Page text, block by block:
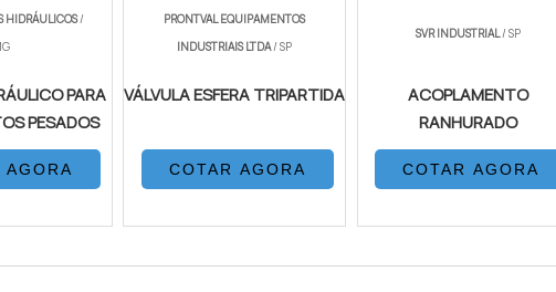
HIDRÁULICOS/
PARA
PESADOS
AGORA
PRONTVAL EQUIPAMENTOS
INDUSTRIAIS LTDA/ SP
VÁLVULA ESFERA TRIPARTIDA
COTAR AGORA
SVR INDUSTRIAL/ SP
ACOPLAMENTO
RANHURADO
COTAR AGORA